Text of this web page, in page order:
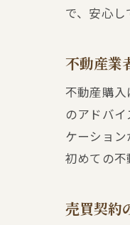
で、安心し
不動産業
不動産購
のアドバ
ケーショ
初めての不
売買契約